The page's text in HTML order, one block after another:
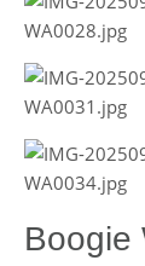
Boogie